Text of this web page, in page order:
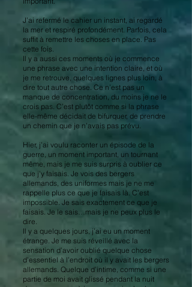
J’ai refermé le cahier un instant, ai regardé
la mer et respiré profondément. Parfois, cela
suffit à remettre les choses en place. Pas
cette fois.
Il y a aussi ces moments où je commence
une phrase avec une intention claire, et où
je me retrouve, quelques lignes plus loin, à
dire tout autre chose. Ce n’est pas un
manque de concentration, du moins je ne le
crois pas. C’est plutôt comme si la phrase
elle-même décidait de bifurquer, de prendre
un chemin que je n’avais pas prévu.
Hier, j’ai voulu raconter un épisode de la
guerre, un moment important, un tournant
même, mais je me suis surpris à oublier ce
que j’y faisais. Je vois des bergers
allemands, des uniformes mais je ne me
rappelle plus ce que je faisais là. C’est
impossible. Je sais exactement ce que je
faisais. Je le sais…mais je ne peux plus le
dire.
Il y a quelques jours, j’ai eu un moment
étrange. Je me suis réveillé avec la
sensation d’avoir oublié quelque chose
d’essentiel à l’endroit où il y avait les bergers
allemands. Quelque d’intime, comme si une
partie de moi avait glissé pendant la nuit